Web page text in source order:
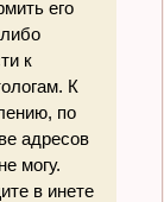
его
к
К
по
адресов
могу.
в инете